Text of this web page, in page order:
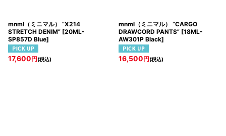
mnml（ミニマル） “X214
STRETCH DENIM” [20ML-
SP857D Blue]
17,600円(税込)
mnml（ミニマル） “CARGO
DRAWCORD PANTS” [18ML-
AW301P Black]
16,500円(税込)